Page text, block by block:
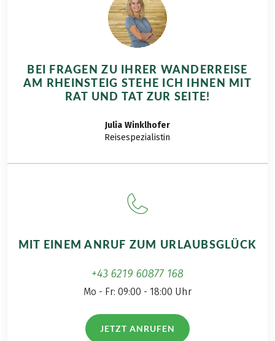
BEI FRAGEN ZU IHRER WANDERREISE
AM RHEINSTEIG STEHE ICH IHNEN MIT
RAT UND TAT ZUR SEITE!
Julia Winklhofer
Reisespezialistin
MIT EINEM ANRUF ZUM URLAUBSGLÜCK
+43 6219 60877 168
Mo - Fr: 09:00 - 18:00 Uhr
JETZT ANRUFEN(LINK ÖFFNET IN NEUEM TAB)